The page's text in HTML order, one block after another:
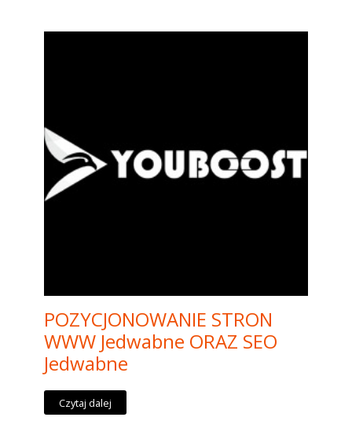
POZYCJONOWANIE STRON
WWW Jedwabne ORAZ SEO
Jedwabne
Czytaj dalej